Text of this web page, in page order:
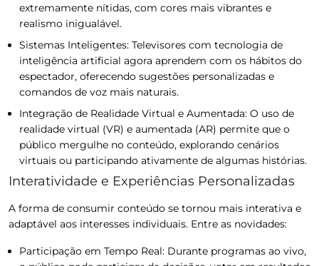
extremamente nítidas, com cores mais vibrantes e
realismo inigualável.
Sistemas Inteligentes: Televisores com tecnologia de
inteligência artificial agora aprendem com os hábitos do
espectador, oferecendo sugestões personalizadas e
comandos de voz mais naturais.
Integração de Realidade Virtual e Aumentada: O uso de
realidade virtual (VR) e aumentada (AR) permite que o
público mergulhe no conteúdo, explorando cenários
virtuais ou participando ativamente de algumas histórias.
Interatividade e Experiências Personalizadas
A forma de consumir conteúdo se tornou mais interativa e
adaptável aos interesses individuais. Entre as novidades:
Participação em Tempo Real: Durante programas ao vivo,